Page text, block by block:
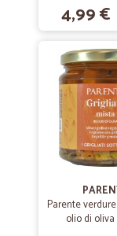
4,99 €
Parente
olio di